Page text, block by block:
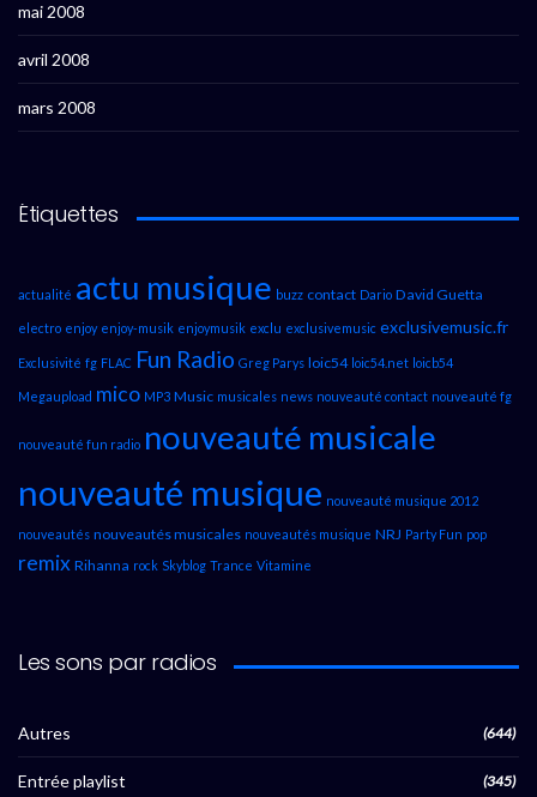
mai 2008
avril 2008
mars 2008
Étiquettes
actualité actu musique buzz contact Dario David Guetta
electro enjoy enjoy-musik enjoymusik exclu exclusivemusic exclusivemusic.fr
Exclusivité fg FLAC Fun Radio Greg Parys loic54 loic54.net loicb54
Megaupload mico MP3 Music musicales news nouveauté contact nouveauté fg
nouveauté fun radio nouveauté musicale
nouveauté musique nouveauté musique 2012
nouveautés nouveautés musicales nouveautés musique NRJ Party Fun pop
remix Rihanna rock Skyblog Trance Vitamine
Les sons par radios
Autres (644)
Entrée playlist (345)